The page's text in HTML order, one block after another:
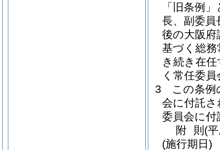
「旧条例
長、副委
後の大阪府
基づく総
き続き在
く常任委
3
この条例
会に付託
委員会に
附 則 (
(施行期日)